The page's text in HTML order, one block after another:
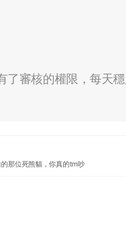
審核的權限，每天穩
那位死熊貓，你真的tm吵